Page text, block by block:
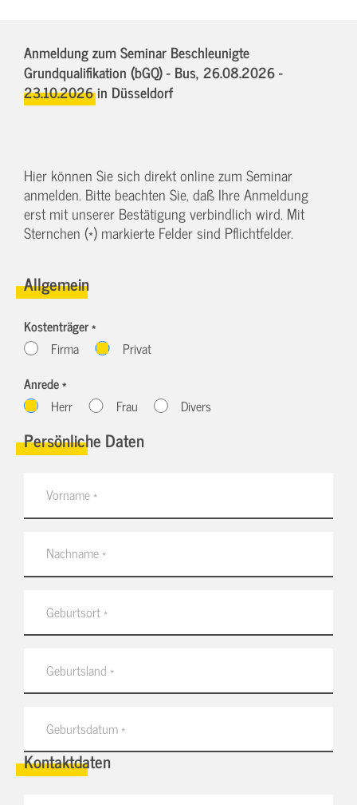
Anmeldung zum Seminar Beschleunigte
Grundqualifikation (bGQ) - Bus, 26.08.2026 -
23.10.2026in Düsseldorf
Hier können Sie sich direkt online zum Seminar
anmelden. Bitte beachten Sie, daß Ihre Anmeldung
erst mit unserer Bestätigung verbindlich wird. Mit
Sternchen (*) markierte Felder sind Pflichtfelder.
Allgemein
Kostenträger *
Firma
Privat
Anrede *
Herr
Frau Divers
Persönliche Daten
Kontaktdaten